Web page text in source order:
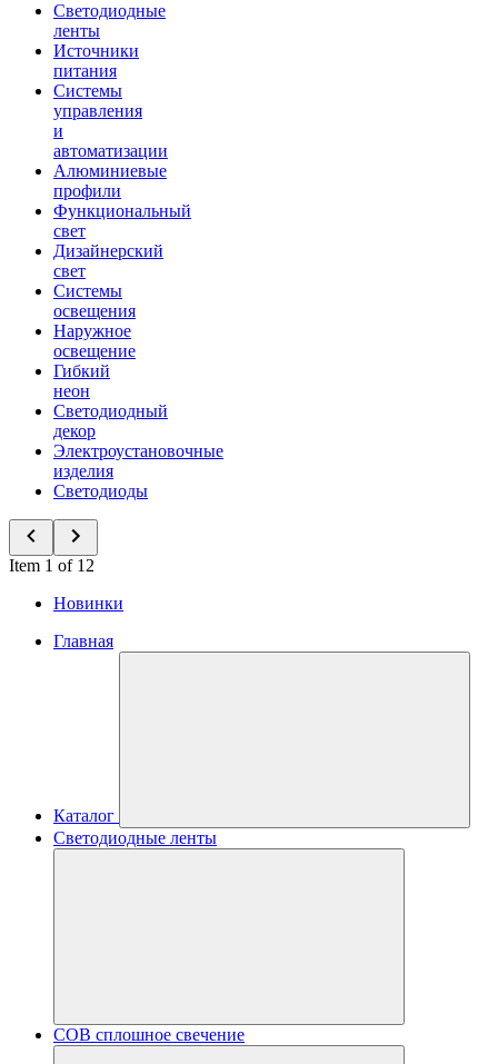
Светодиодные
ленты
Источники
питания
Системы
управления
и
автоматизации
Алюминиевые
профили
Функциональный
свет
Дизайнерский
свет
Системы
освещения
Наружное
освещение
Гибкий
неон
Светодиодный
декор
Электроустановочные
изделия
Светодиоды
Item 1 of 12
Новинки
Главная
Каталог
Светодиодные ленты
COB сплошное свечение